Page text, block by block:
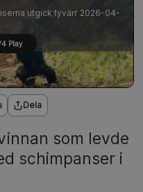
Dela
som levde
schimpanser i
utgick tyvärr 2026-04-
Play